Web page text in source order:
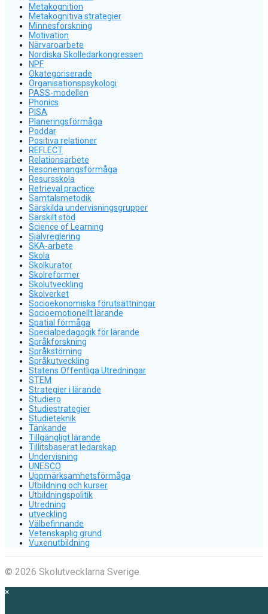
Metakognition
Metakognitiva strategier
Minnesforskning
Motivation
Närvaroarbete
Nordiska Skolledarkongressen
NPF
Okategoriserade
Organisationspsykologi
PASS-modellen
Phonics
PISA
Planeringsförmåga
Poddar
Positiva relationer
REFLECT
Relationsarbete
Resonemangsförmåga
Resursskola
Retrieval practice
Samtalsmetodik
Särskilda undervisningsgrupper
Särskilt stöd
Science of Learning
Självreglering
SKA-arbete
Skola
Skolkurator
Skolreformer
Skolutveckling
Skolverket
Socioekonomiska förutsättningar
Socioemotionellt lärande
Spatial förmåga
Specialpedagogik för lärande
Språkforskning
Språkstörning
Språkutveckling
Statens Offentliga Utredningar
STEM
Strategier i lärande
Studiero
Studiestrategier
Studieteknik
Tänkande
Tillgängligt lärande
Tillitsbaserat ledarskap
Undervisning
UNESCO
Uppmärksamhetsförmåga
Utbildning och kurser
Utbildningspolitik
Utredning
utveckling
Välbefinnande
Vetenskaplig grund
Vuxenutbildning
© 2026 Skolutvecklarna Sverige.
×